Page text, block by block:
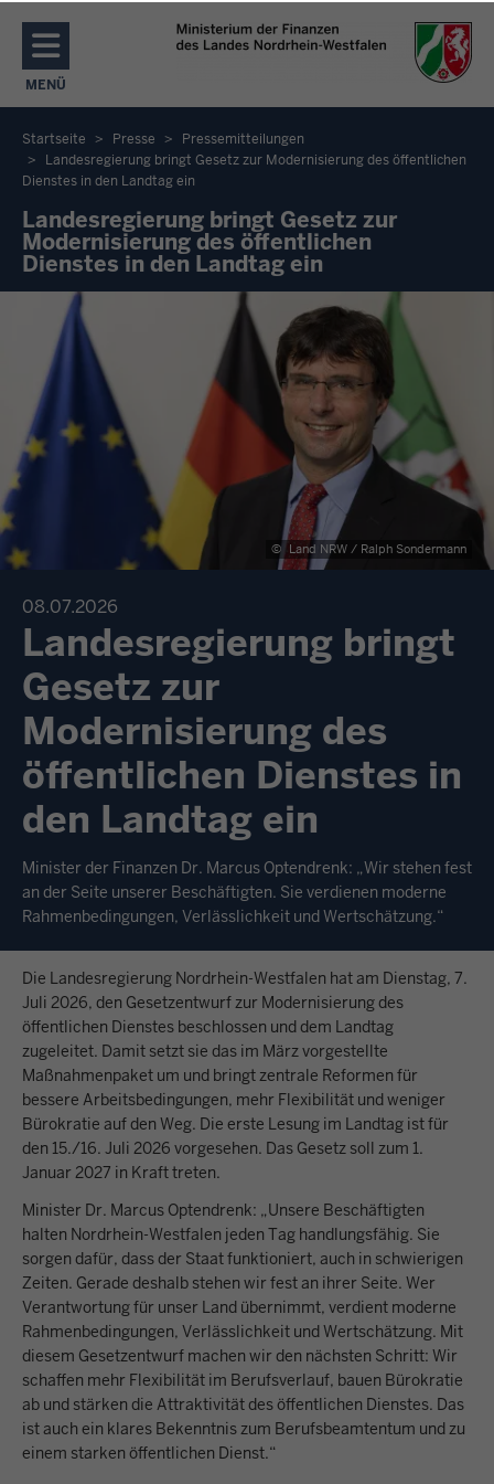
Direkt zum Inhalt
MENÜ
NAVIGATION AKTIVIEREN/DEAKTIVIEREN: MENÜ
Sie
sich
hier
Startseite Presse
Pressemitteilungen
Landesregierung bringt Gesetz zur Modernisierung des öffentlichen
Dienstes in den Landtag ein
Landesregierung bringt Gesetz zur
Modernisierung des öffentlichen
Dienstes in den Landtag ein
© Land NRW / Ralph Sondermann
08.07.2026
Landesregierung bringt
Gesetz zur
Modernisierung des
öffentlichen Dienstes in
den Landtag ein
Minister der Finanzen Dr. Marcus Optendrenk: „Wir stehen fest
an der Seite unserer Beschäftigten. Sie verdienen moderne
Rahmenbedingungen, Verlässlichkeit und Wertschätzung.“
Die Landesregierung Nordrhein-Westfalen hat am Dienstag, 7.
Juli 2026, den Gesetzentwurf zur Modernisierung des
öffentlichen Dienstes beschlossen und dem Landtag
zugeleitet. Damit setzt sie das im März vorgestellte
Maßnahmenpaket um und bringt zentrale Reformen für
bessere Arbeitsbedingungen, mehr Flexibilität und weniger
Bürokratie auf den Weg. Die erste Lesung im Landtag ist für
den 15./16. Juli 2026 vorgesehen. Das Gesetz soll zum 1.
Januar 2027 in Kraft treten.
Minister Dr. Marcus Optendrenk: „Unsere Beschäftigten
halten Nordrhein-Westfalen jeden Tag handlungsfähig. Sie
sorgen dafür, dass der Staat funktioniert, auch in schwierigen
Zeiten. Gerade deshalb stehen wir fest an ihrer Seite. Wer
Verantwortung für unser Land übernimmt, verdient moderne
Rahmenbedingungen, Verlässlichkeit und Wertschätzung. Mit
diesem Gesetzentwurf machen wir den nächsten Schritt: Wir
schaffen mehr Flexibilität im Berufsverlauf, bauen Bürokratie
ab und stärken die Attraktivität des öffentlichen Dienstes. Das
ist auch ein klares Bekenntnis zum Berufsbeamtentum und zu
einem starken öffentlichen Dienst.“